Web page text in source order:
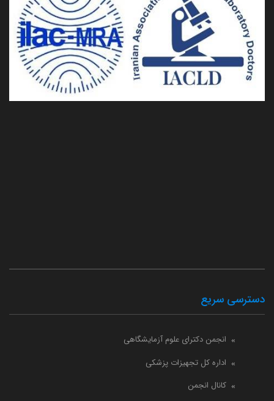
دسترسی سریع
انجمن دکترای علوم آزمایشگاهی
اداره کل تجهیزات پزشکی
کانال انجمن